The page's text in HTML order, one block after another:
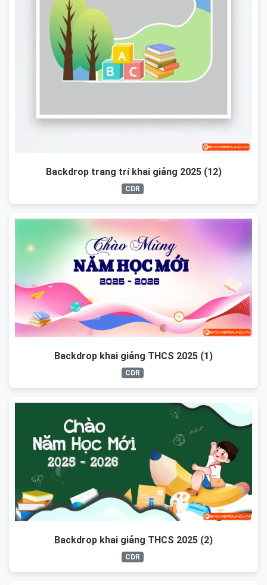
Backdrop trang trí khai giảng 2025 (12)
CDR
Backdrop khai giảng THCS 2025 (1)
CDR
Backdrop khai giảng THCS 2025 (2)
CDR